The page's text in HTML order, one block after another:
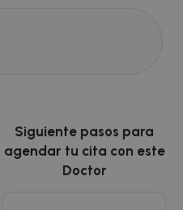
Siguiente pasos para
agendar tu cita con este
Doctor